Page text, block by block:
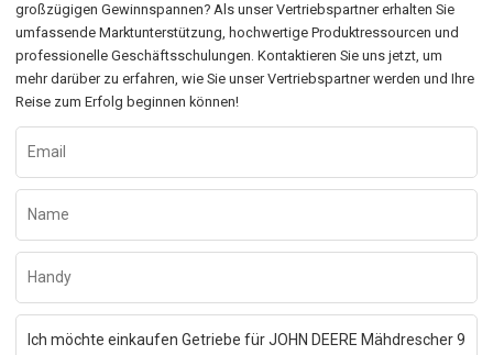
großzügigen Gewinnspannen? Als unser Vertriebspartner erhalten Sie
umfassende Marktunterstützung, hochwertige Produktressourcen und
professionelle Geschäftsschulungen. Kontaktieren Sie uns jetzt, um
mehr darüber zu erfahren, wie Sie unser Vertriebspartner werden und Ihre
Reise zum Erfolg beginnen können!